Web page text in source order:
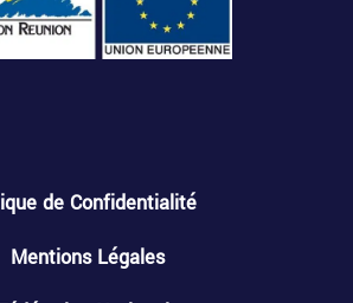
de Confidentialité
Mentions Légales